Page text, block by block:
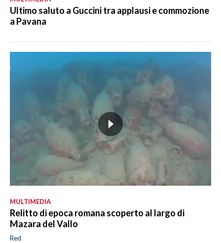
Ultimo saluto a Guccini tra applausi e commozione
a Pavana
MULTIMEDIA
Relitto di epoca romana scoperto al largo di
Mazara del Vallo
Red